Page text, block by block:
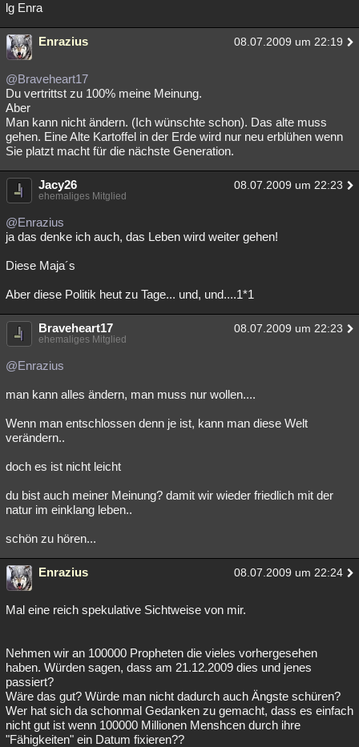
lg Enra
Enrazius 08.07.2009 um 22:19
@Braveheart17
Du vertrittst zu 100% meine Meinung.
Aber
Man kann nicht ändern. (Ich wünschte schon). Das alte muss
gehen. Eine Alte Kartoffel in der Erde wird nur neu erblühen wenn
Sie platzt macht für die nächste Generation.
Jacy26 08.07.2009 um 22:23
ehemaliges Mitglied
@Enrazius
ja das denke ich auch, das Leben wird weiter gehen!
Diese Maja´s
Aber diese Politik heut zu Tage... und, und....1*1
Braveheart17 08.07.2009 um 22:23
ehemaliges Mitglied
@Enrazius
man kann alles ändern, man muss nur wollen....
Wenn man entschlossen denn je ist, kann man diese Welt
verändern..
doch es ist nicht leicht
du bist auch meiner Meinung? damit wir wieder friedlich mit der
natur im einklang leben..
schön zu hören...
Enrazius 08.07.2009 um 22:24
Mal eine reich spekulative Sichtweise von mir.
Nehmen wir an 100000 Propheten die vieles vorhergesehen
haben. Würden sagen, dass am 21.12.2009 dies und jenes
passiert?
Wäre das gut? Würde man nicht dadurch auch Ängste schüren?
Wer hat sich da schonmal Gedanken zu gemacht, dass es einfach
nicht gut ist wenn 100000 Millionen Menshcen durch ihre
"Fähigkeiten" ein Datum fixieren??